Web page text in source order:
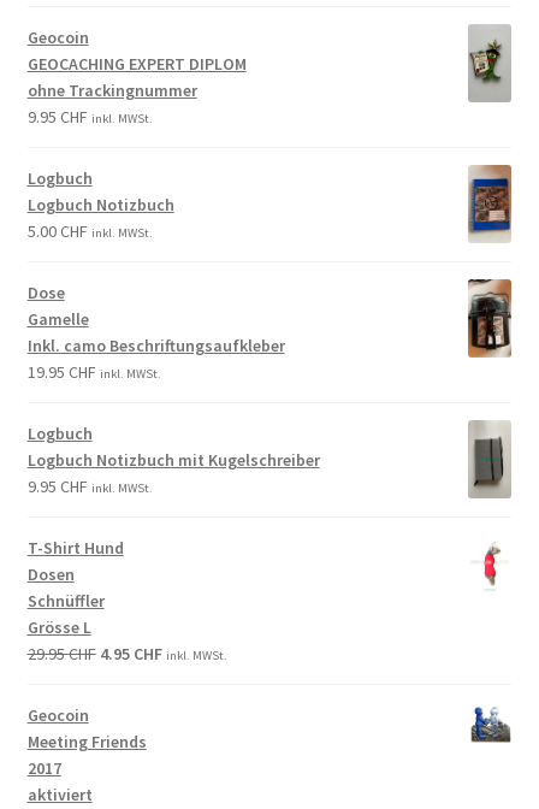
Geocoin
GEOCACHING EXPERT DIPLOM
ohne Trackingnummer
9.95 CHF inkl. MWSt.
Logbuch
Logbuch Notizbuch
5.00CHF inkl. MWSt.
Dose
Gamelle
Inkl. camo Beschriftungsaufkleber
19.95 CHF inkl. MWSt.
Logbuch
Logbuch Notizbuch mit Kugelschreiber
9.95 CHF inkl. MWSt.
T-Shirt Hund
Dosen
Schnüffler
Grösse L
29.95CHF 4.95 CHF inkl. MWSt.
Geocoin
Meeting Friends
2017
aktiviert